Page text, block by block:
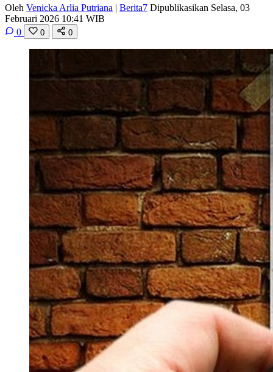
Oleh Venicka Arlia Putriana | Berita7 Dipublikasikan Selasa, 03
Februari 2026 10:41 WIB
0
0 0